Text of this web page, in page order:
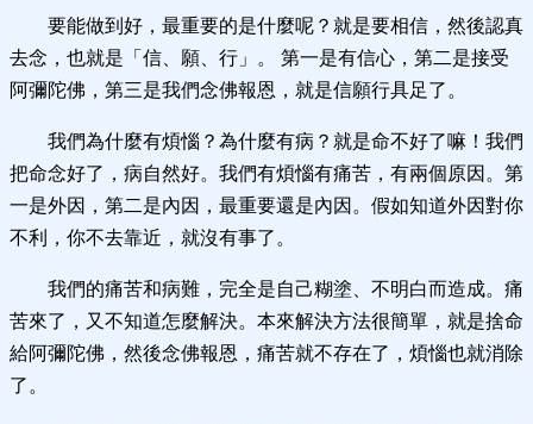
要能做到好，最重要的是什麼呢？就是要相信，然後認真
去念，也就是「信、願、行」。 第一是有信心，第二是接受
阿彌陀佛，第三是我們念佛報恩，就是信願行具足了。
我們為什麼有煩惱？為什麼有病？就是命不好了嘛！我們
把命念好了，病自然好。我們有煩惱有痛苦，有兩個原因。第
一是外因，第二是內因，最重要還是內因。假如知道外因對你
不利，你不去靠近，就沒有事了。
我們的痛苦和病難，完全是自己糊塗、不明白而造成。痛
苦來了，又不知道怎麼解決。本來解決方法很簡單，就是捨命
給阿彌陀佛，然後念佛報恩，痛苦就不存在了，煩惱也就消除
了。